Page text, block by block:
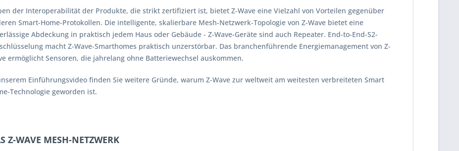
der Interoperabilität der Produkte, die strikt zertifiziert ist, bietet Z-Wave eine Vielzahl von Vorteilen gegenüber
Smart-Home-Protokollen. Die intelligente, skalierbare Mesh-Netzwerk-Topologie von Z-Wave bietet eine
Abdeckung in praktisch jedem Haus oder Gebäude - Z-Wave-Geräte sind auch Repeater. End-to-End-S2-
macht Z-Wave-Smarthomes praktisch unzerstörbar. Das branchenführende Energiemanagement von Z-
ermöglicht Sensoren, die jahrelang ohne Batteriewechsel auskommen.
Einführungsvideo finden Sie weitere Gründe, warum Z-Wave zur weltweit am weitesten verbreiteten Smart
Technologie geworden ist.
Z-WAVE MESH-NETZWERK